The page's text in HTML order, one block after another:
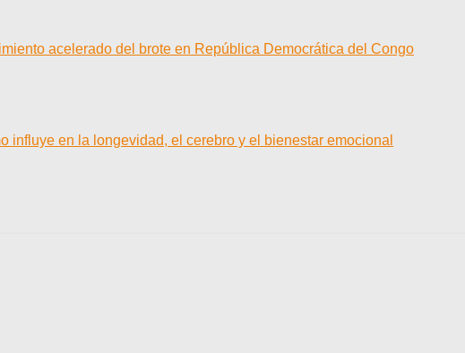
acelerado del brote en República Democrática del Congo
influye en la longevidad, el cerebro y el bienestar emocional